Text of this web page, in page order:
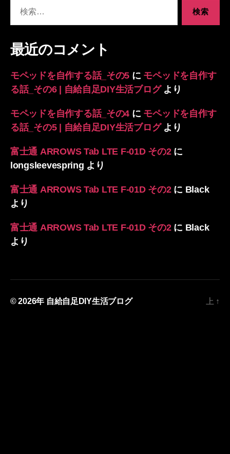
象:
最近のコメント
モペッドを自作する話_その5 に モペッドを自作す
る話_その6 | 自給自足DIY生活ブログより
モペッドを自作する話_その4 に モペッドを自作す
る話_その5 | 自給自足DIY生活ブログより
富士通 ARROWS Tab LTE F-01D その2に
longsleevespring より
富士通 ARROWS Tab LTE F-01D その2に Black
より
富士通 ARROWS Tab LTE F-01D その2に Black
より
© 2026年 自給自足DIY生活ブログ 上 ↑